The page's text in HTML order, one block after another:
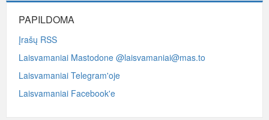
PAPILDOMA
Įrašų RSS
Laisvamaniai Mastodone @laisvamaniai@mas.to
Laisvamaniai Telegram'oje
Laisvamaniai Facebook'e